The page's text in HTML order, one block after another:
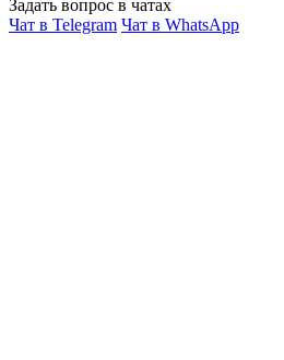
Задать вопрос в чатах
Чат в Telegram Чат в WhatsApp